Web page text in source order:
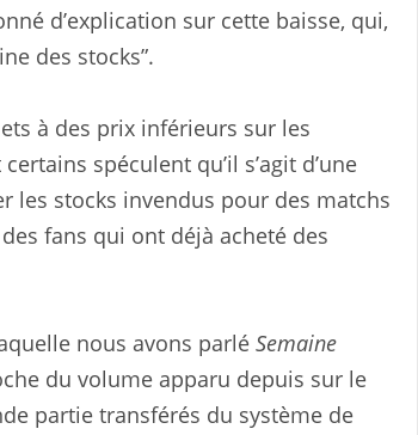
d’explication sur cette baisse, qui,
des stocks”.
à des prix inférieurs sur les
spéculent qu’il s’agit d’une
les stocks invendus pour des matchs
fans qui ont déjà acheté des
nous avons parlé Semaine
du volume apparu depuis sur le
partie transférés du système de